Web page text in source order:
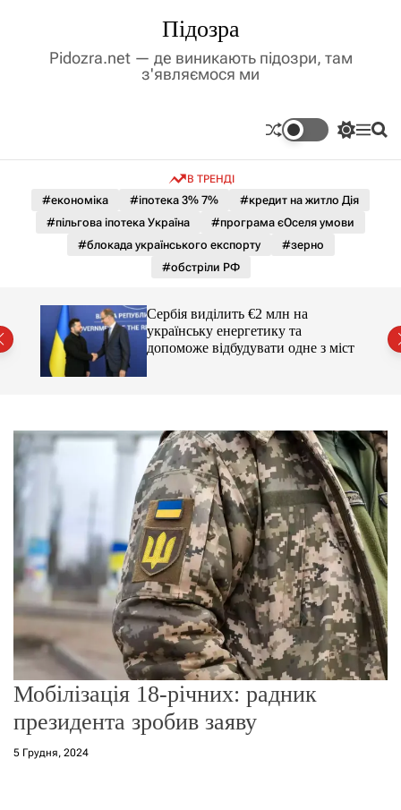
Підозра
Pidozra.net — де виникають підозри, там
з'являємося ми
П
м
к
а
р
р
е
ж
и
м
у
М П
В ТРЕНДІ
#економіка #іпотека 3% 7%
#кредит на житло Дія
#пільгова іпотека Україна
#програма єОселя умови
#блокада українського експорту
#зерно
#обстріли РФ
Сербія виділить €2 млн на
українську енергетику та
допоможе відбудувати одне з міст
Мобілізація 18-річних: радник
президента зробив заяву
5 Грудня, 2024